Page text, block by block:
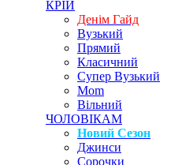
КРІЙ
Денім Гайд
Вузький
Прямий
Класичний
Супер Вузький
Mom
Вільний
ЧОЛОВІКАМ
Новий Сезон
Джинси
Сорочки